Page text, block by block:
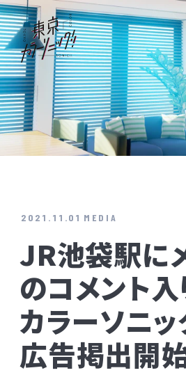
2021.11.01 MEDIA
JR池袋駅に
のコメント入
カラーソニッ
広告掲出開始